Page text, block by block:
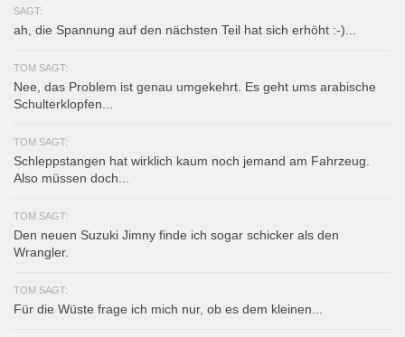
SAGT:
ah, die Spannung auf den nächsten Teil hat sich erhöht :-)...
TOM SAGT:
Nee, das Problem ist genau umgekehrt. Es geht ums arabische
Schulterklopfen...
TOM SAGT:
Schleppstangen hat wirklich kaum noch jemand am Fahrzeug.
Also müssen doch...
TOM SAGT:
Den neuen Suzuki Jimny finde ich sogar schicker als den
Wrangler.
TOM SAGT:
Für die Wüste frage ich mich nur, ob es dem kleinen...